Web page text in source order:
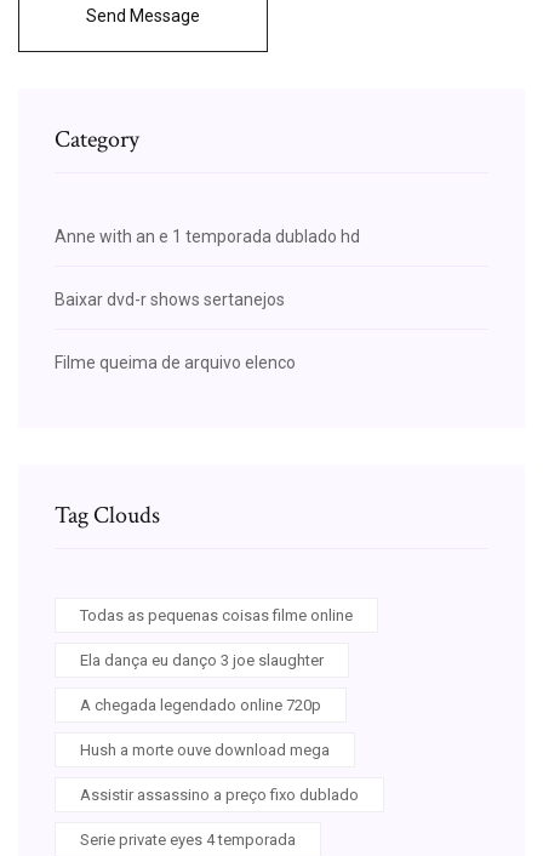
Send Message
Category
Anne with an e 1 temporada dublado hd
Baixar dvd-r shows sertanejos
Filme queima de arquivo elenco
Tag Clouds
Todas as pequenas coisas filme online
Ela dança eu danço 3 joe slaughter
A chegada legendado online 720p
Hush a morte ouve download mega
Assistir assassino a preço fixo dublado
Serie private eyes 4 temporada